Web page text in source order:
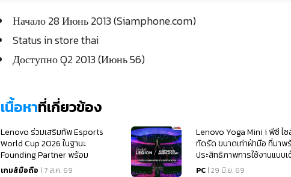
Начало 28 Июнь 2013 (Siamphone.com)
Status in store thai
Доступно Q2 2013 (Июнь 56)
เนื้อหาที่เกี่ยวข้อง
Lenovo ร่วมเสริมทัพ Esports
World Cup 2026 ในฐานะ
Founding Partner พร้อม
สนับสนุนเทคโนโลยีเกมมิ่งระดับโลก
เกมส์มือถือ | 7 ส.ค. 69
Lenovo Yoga Mini i พีซี ไซ
ทัดรัด ขนาดเท่าฝ่ามือ ที่มาพ
ประสิทธิภาพการใช้งานแบบ
PC | 29 มิ.ย. 69